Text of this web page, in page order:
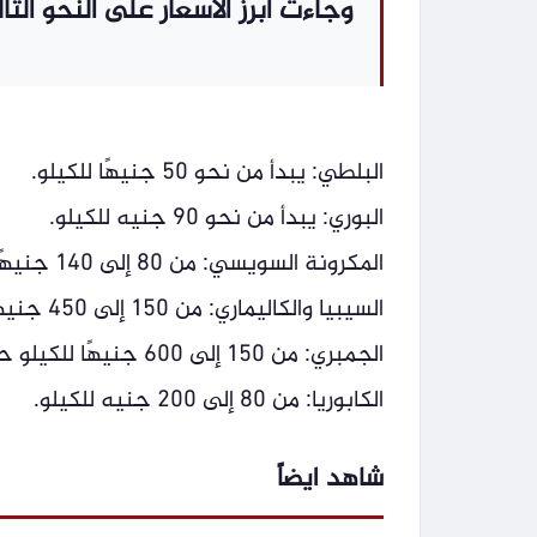
وجاءت أبرز الأسعار على النحو
البلطي: يبدأ من نحو 50 جنيهًا للكيلو.
البوري: يبدأ من نحو 90 جنيه للكيلو.
المكرونة السويسي: من 80 إلى 140 جنيهًا للكيلو.
السيبيا والكاليماري: من 150 إلى 450 جنيهًا للكيلو.
الجمبري: من 150 إلى 600 جنيهًا للكيلو حسب الحجم.
الكابوريا: من 80 إلى 200 جنيه للكيلو.
شاهد ايضاً